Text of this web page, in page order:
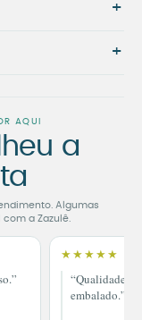
+
+
AQUI
a
Algumas
a Zazulê.
★★★★★
“Qualidade
embalado.”